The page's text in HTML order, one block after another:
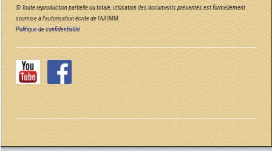
© Toute reproduction partielle ou totale, utilisation des documents présentés est formellement
soumise à l'autorisation écrite de l'AAIMM.
Politique de confidentialité